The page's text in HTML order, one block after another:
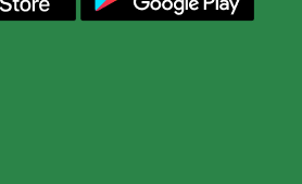
5α-reductase do đó ức